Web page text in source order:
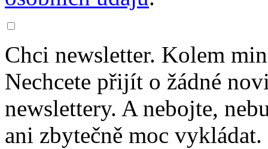
Chci newsletter. Kolem
Nechcete přijít o žádné
newslettery. A nebojte,
ani zbytečně moc vykládat.